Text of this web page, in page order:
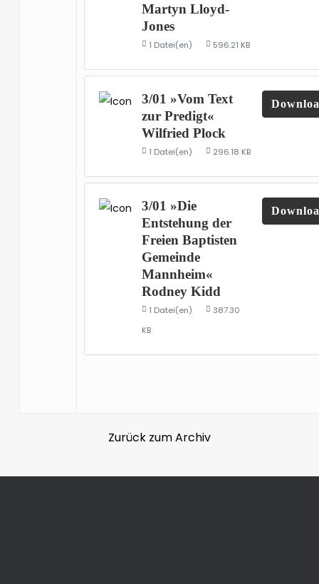
Martyn Lloyd-
Jones
1 Datei(en) 596.21 KB
3/01 »Vom Text
zur Predigt«
Wilfried Plock
1 Datei(en) 296.18 KB
3/01 »Die
Entstehung der
Freien Baptisten
Gemeinde
Mannheim«
Rodney Kidd
1 Datei(en)
387.30
KB
Zurück zum Archiv